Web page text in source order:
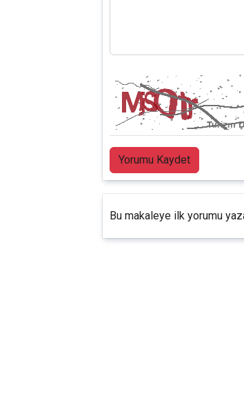
Yorumu Kaydet
Bu makaleye ilk yorumu